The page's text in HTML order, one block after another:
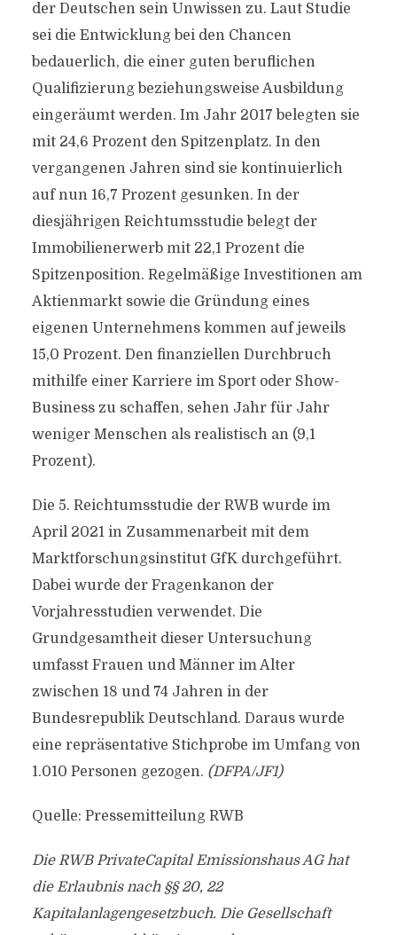
der Deutschen sein Unwissen zu. Laut Studie
sei die Entwicklung bei den Chancen
bedauerlich, die einer guten beruflichen
Qualifizierung beziehungsweise Ausbildung
eingeräumt werden. Im Jahr 2017 belegten sie
mit 24,6 Prozent den Spitzenplatz. In den
vergangenen Jahren sind sie kontinuierlich
auf nun 16,7 Prozent gesunken. In der
diesjährigen Reichtumsstudie belegt der
Immobilienerwerb mit 22,1 Prozent die
Spitzenposition. Regelmäßige Investitionen am
Aktienmarkt sowie die Gründung eines
eigenen Unternehmens kommen auf jeweils
15,0 Prozent. Den finanziellen Durchbruch
mithilfe einer Karriere im Sport oder Show-
Business zu schaffen, sehen Jahr für Jahr
weniger Menschen als realistisch an (9,1
Prozent).
Die 5. Reichtumsstudie der RWB wurde im
April 2021 in Zusammenarbeit mit dem
Marktforschungsinstitut GfK durchgeführt.
Dabei wurde der Fragenkanon der
Vorjahresstudien verwendet. Die
Grundgesamtheit dieser Untersuchung
umfasst Frauen und Männer im Alter
zwischen 18 und 74 Jahren in der
Bundesrepublik Deutschland. Daraus wurde
eine repräsentative Stichprobe im Umfang von
1.010 Personen gezogen. (DFPA/JF1)
Quelle: Pressemitteilung RWB
Die RWB PrivateCapital Emissionshaus AG hat
die Erlaubnis nach §§ 20, 22
Kapitalanlagengesetzbuch. Die Gesellschaft